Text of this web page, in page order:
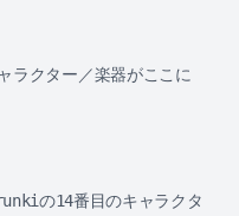
ラクター／楽器がここに
の14番目のキャラクタ